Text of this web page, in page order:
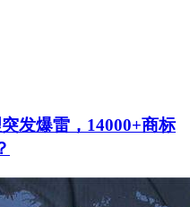
发爆雷，14000+商标